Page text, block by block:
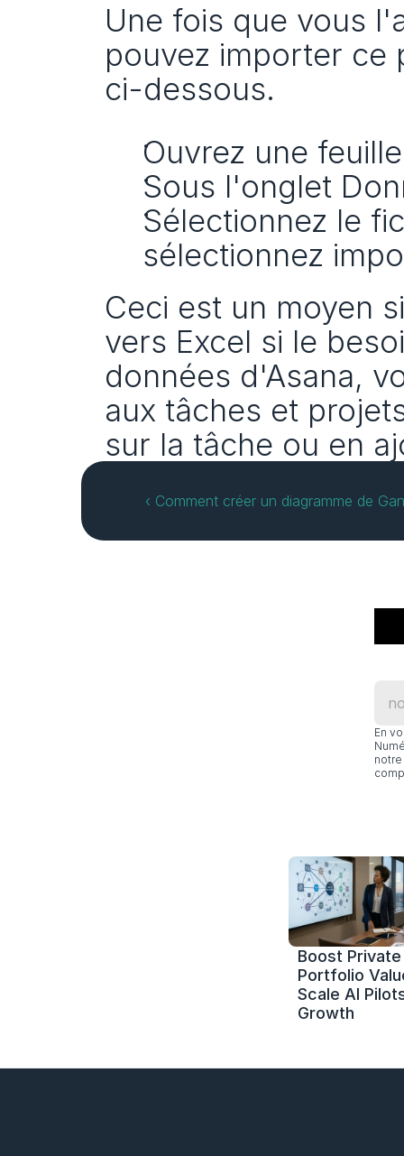
Une fois que vous
pouvez importer ce
ci-dessous.
Ouvrez une
Sous l'onglet
Sélectionnez le
sélectionnez
Ceci est un moyen
vers Excel si le
données d'Asana,
aux tâches et
sur la tâche ou en
‹ Comment créer un diagramme de
En
Boost
Portfolio
Scale AI
Growth